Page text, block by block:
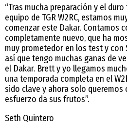
“Tras mucha preparación y el
equipo de TGR W2RC, estamos
comenzar este Dakar. Contamos
completamente nuevo, que ha
muy prometedor en los test y con
así que tengo muchas ganas de
el Dakar. Brett y yo llegamos
una temporada completa en el
sido clave y ahora solo
esfuerzo da sus frutos”.
Seth Quintero